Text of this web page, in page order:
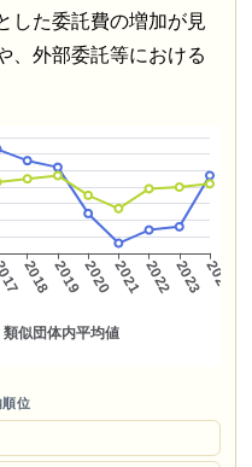
した委託費の増加が見
、外部委託等における
順位